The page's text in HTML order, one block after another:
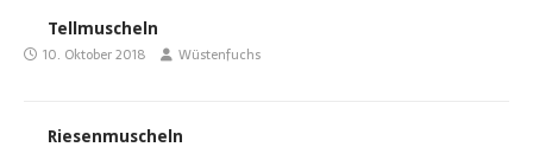
Tellmuscheln
10. Oktober 2018 Wüstenfuchs
Riesenmuscheln